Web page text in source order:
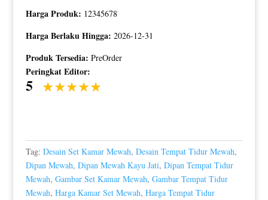
Harga Produk: 12345678
Harga Berlaku Hingga: 2026-12-31
Produk Tersedia: PreOrder
Peringkat Editor:
5
Tag: Desain Set Kamar Mewah, Desain Tempat Tidur Mewah,
Dipan Mewah, Dipan Mewah Kayu Jati, Dipan Tempat Tidur
Mewah, Gambar Set Kamar Mewah, Gambar Tempat Tidur
Mewah, Harga Kamar Set Mewah, Harga Tempat Tidur